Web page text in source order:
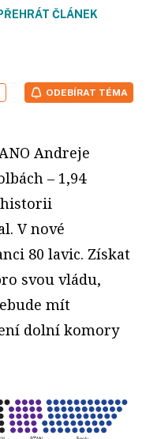
ČLÁNEK
ODEBÍRAT TÉMA
Andreje
– 1,94
V nové
80 lavic. Získat
svou vládu,
mít
dolní komory